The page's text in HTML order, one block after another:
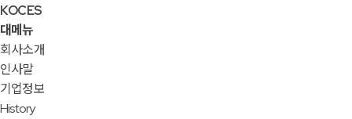
KOCES
대메뉴
회사소개
인사말
기업정보
History